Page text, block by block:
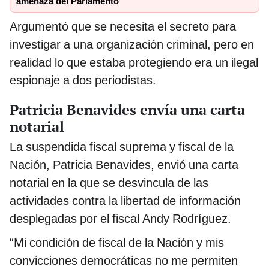
Argumentó que se necesita el secreto para
investigar a una organización criminal, pero en
realidad lo que estaba protegiendo era un ilegal
espionaje a dos periodistas.
Patricia Benavides envía una carta
notarial
La suspendida fiscal suprema y fiscal de la
Nación, Patricia Benavides, envió una carta
notarial en la que se desvincula de las
actividades contra la libertad de información
desplegadas por el fiscal Andy Rodríguez.
“Mi condición de fiscal de la Nación y mis
convicciones democráticas no me permiten